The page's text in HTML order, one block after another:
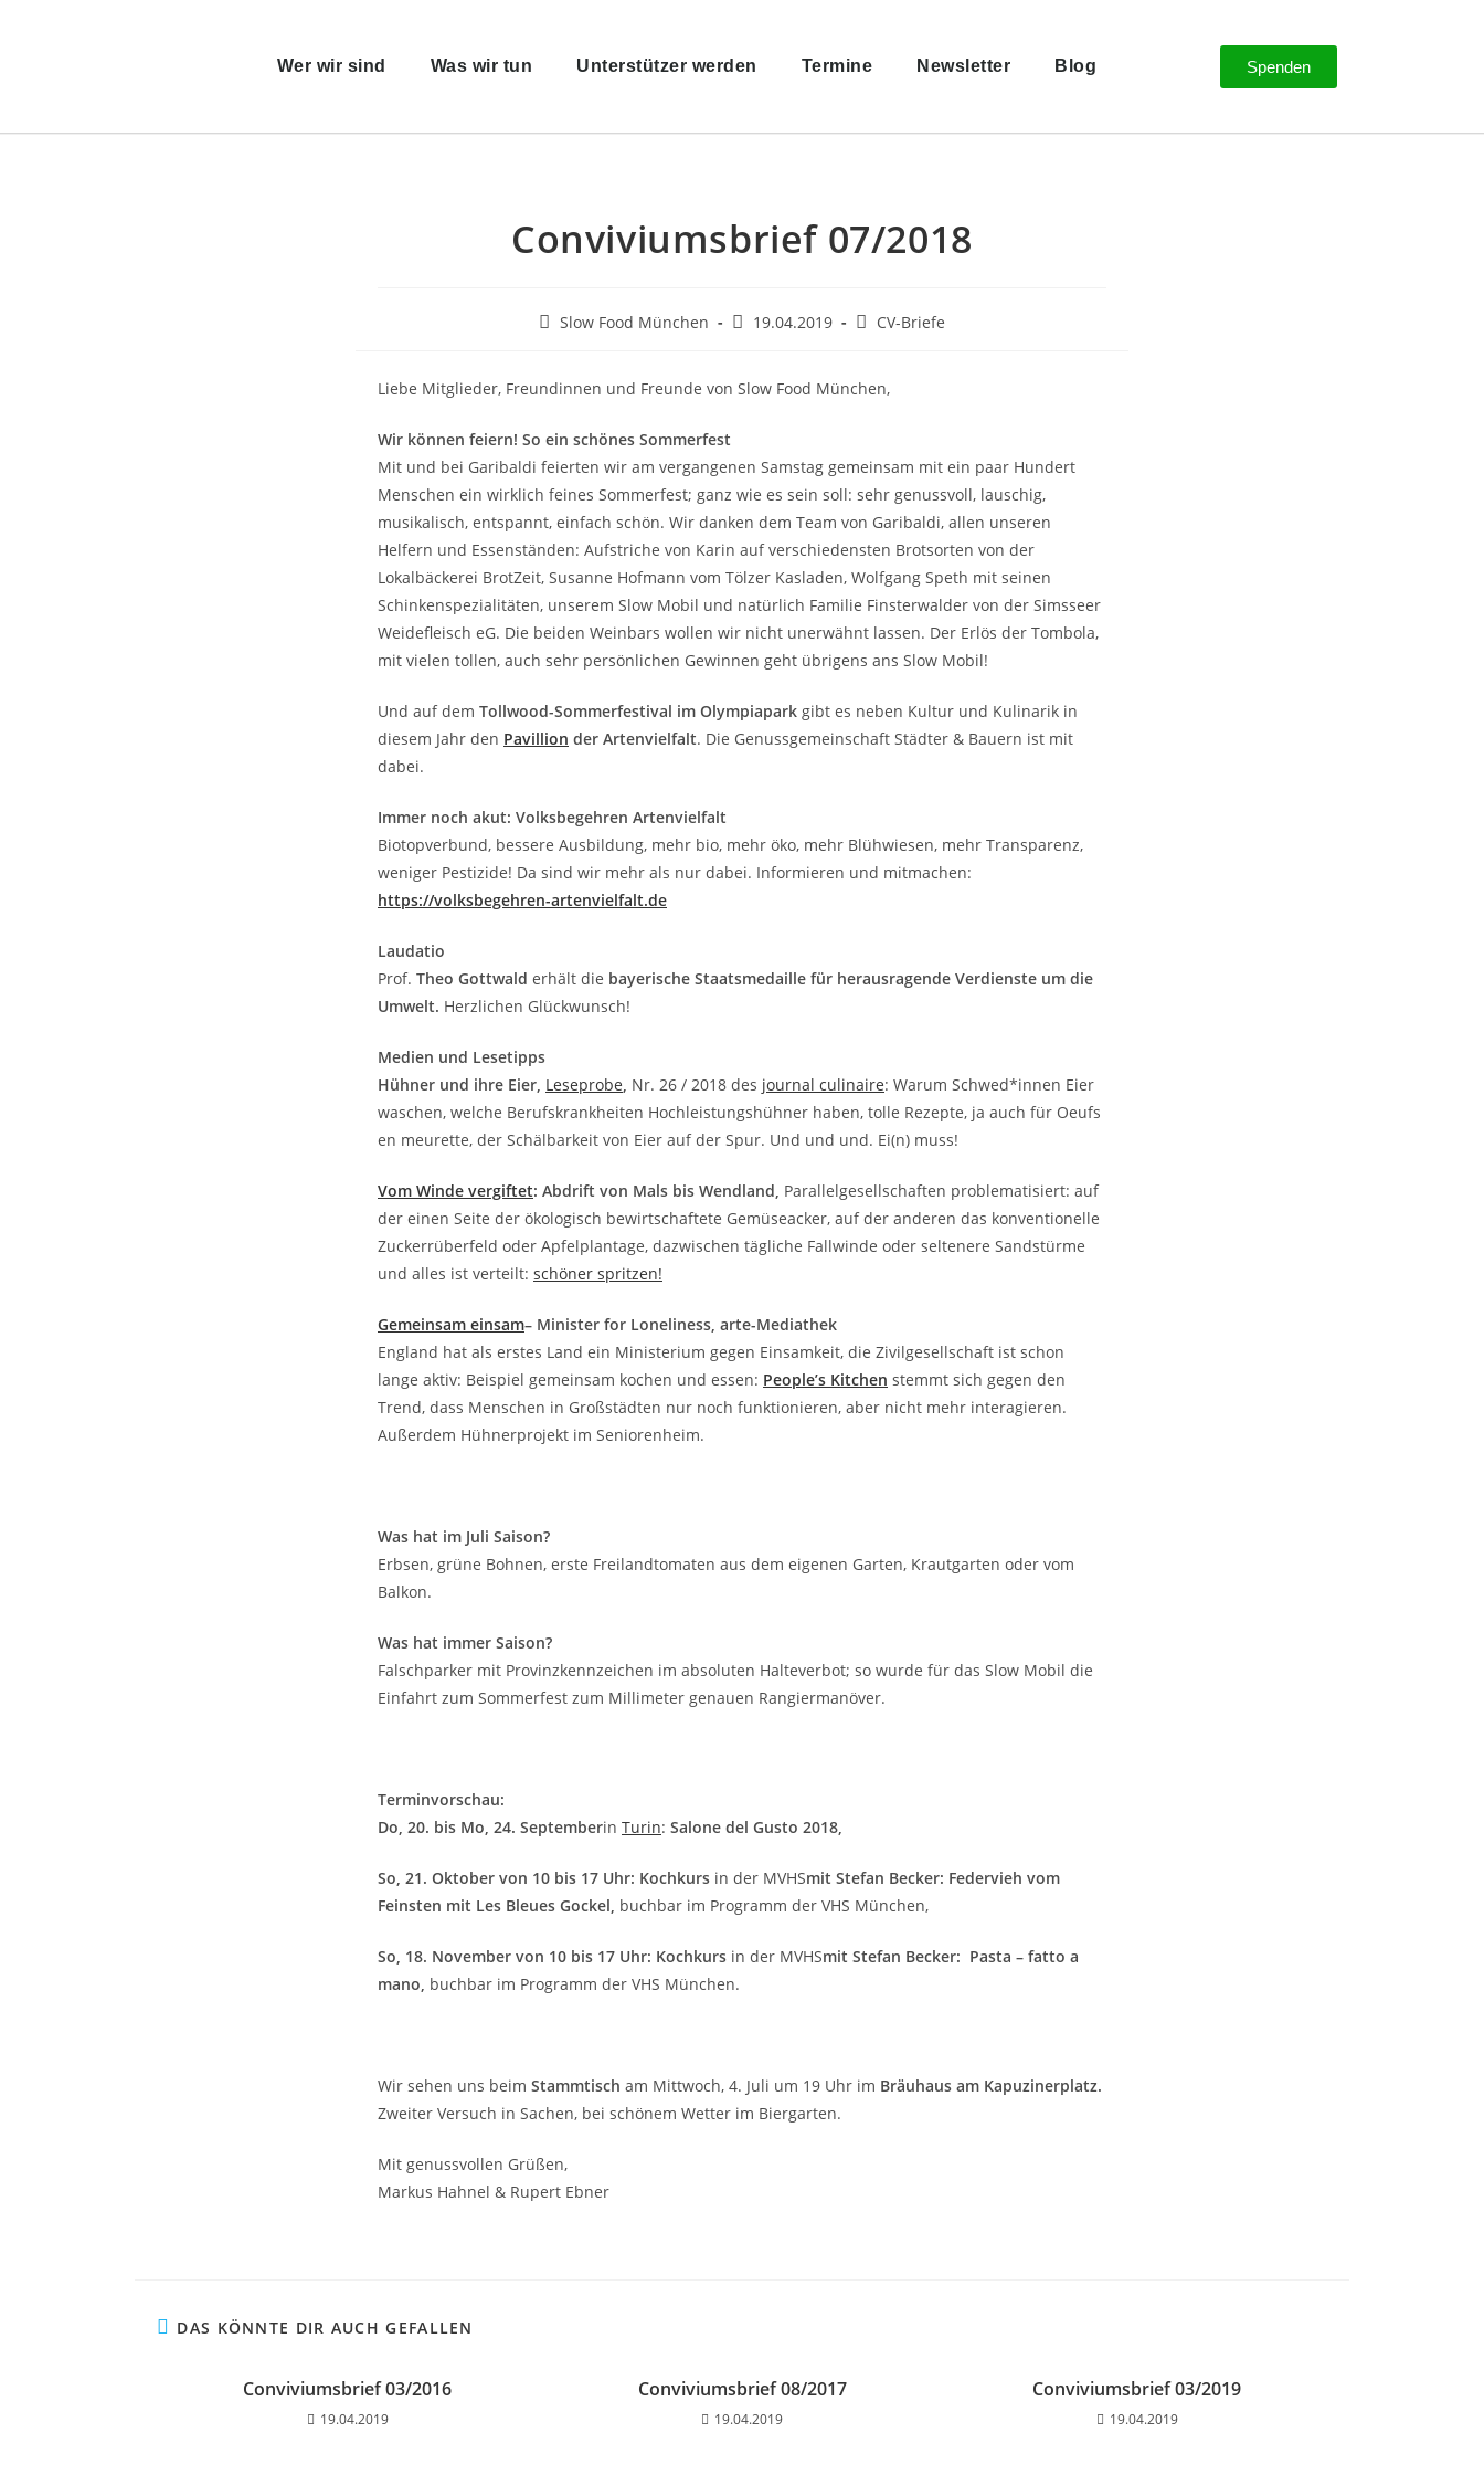
Wer wir sind Was wir tun Unterstützer werden Termine Newsletter Blog Spenden
Conviviumsbrief 07/2018
Slow Food München 19.04.2019 CV-Briefe
Liebe Mitglieder, Freundinnen und Freunde von Slow Food München,
Wir können feiern! So ein schönes Sommerfest
Mit und bei Garibaldi feierten wir am vergangenen Samstag gemeinsam mit ein paar Hundert
Menschen ein wirklich feines Sommerfest; ganz wie es sein soll: sehr genussvoll, lauschig,
musikalisch, entspannt, einfach schön. Wir danken dem Team von Garibaldi, allen unseren
Helfern und Essenständen: Aufstriche von Karin auf verschiedensten Brotsorten von der
Lokalbäckerei BrotZeit, Susanne Hofmann vom Tölzer Kasladen, Wolfgang Speth mit seinen
Schinkenspezialitäten, unserem Slow Mobil und natürlich Familie Finsterwalder von der Simsseer
Weidefleisch eG. Die beiden Weinbars wollen wir nicht unerwähnt lassen. Der Erlös der Tombola,
mit vielen tollen, auch sehr persönlichen Gewinnen geht übrigens ans Slow Mobil!
Und auf dem Tollwood-Sommerfestival im Olympiapark gibt es neben Kultur und Kulinarik in
diesem Jahr den Pavillion der Artenvielfalt. Die Genussgemeinschaft Städter & Bauern ist mit
dabei.
Immer noch akut: Volksbegehren Artenvielfalt
Biotopverbund, bessere Ausbildung, mehr bio, mehr öko, mehr Blühwiesen, mehr Transparenz,
weniger Pestizide! Da sind wir mehr als nur dabei. Informieren und mitmachen:
https://volksbegehren-artenvielfalt.de
Laudatio
Prof. Theo Gottwald erhält die bayerische Staatsmedaille für herausragende Verdienste um die
Umwelt. Herzlichen Glückwunsch!
Medien und Lesetipps
Hühner und ihre Eier, Leseprobe, Nr. 26 / 2018 des journal culinaire: Warum Schwed*innen Eier
waschen, welche Berufskrankheiten Hochleistungshühner haben, tolle Rezepte, ja auch für Oeufs
en meurette, der Schälbarkeit von Eier auf der Spur. Und und und. Ei(n) muss!
Vom Winde vergiftet: Abdrift von Mals bis Wendland, Parallelgesellschaften problematisiert: auf
der einen Seite der ökologisch bewirtschaftete Gemüseacker, auf der anderen das konventionelle
Zuckerrüberfeld oder Apfelplantage, dazwischen tägliche Fallwinde oder seltenere Sandstürme
und alles ist verteilt: schöner spritzen!
Gemeinsam einsam– Minister for Loneliness, arte-Mediathek
England hat als erstes Land ein Ministerium gegen Einsamkeit, die Zivilgesellschaft ist schon
lange aktiv: Beispiel gemeinsam kochen und essen: People’s Kitchen stemmt sich gegen den
Trend, dass Menschen in Großstädten nur noch funktionieren, aber nicht mehr interagieren.
Außerdem Hühnerprojekt im Seniorenheim.
Was hat im Juli Saison?
Erbsen, grüne Bohnen, erste Freilandtomaten aus dem eigenen Garten, Krautgarten oder vom
Balkon.
Was hat immer Saison?
Falschparker mit Provinzkennzeichen im absoluten Halteverbot; so wurde für das Slow Mobil die
Einfahrt zum Sommerfest zum Millimeter genauen Rangiermanöver.
Terminvorschau:
Do, 20. bis Mo, 24. Septemberin Turin: Salone del Gusto 2018,
So, 21. Oktober von 10 bis 17 Uhr: Kochkurs in der MVHSmit Stefan Becker: Federvieh vom
Feinsten mit Les Bleues Gockel, buchbar im Programm der VHS München,
So, 18. November von 10 bis 17 Uhr: Kochkurs in der MVHSmit Stefan Becker: Pasta – fatto a
mano, buchbar im Programm der VHS München.
Wir sehen uns beim Stammtisch am Mittwoch, 4. Juli um 19 Uhr im Bräuhaus am Kapuzinerplatz.
Zweiter Versuch in Sachen, bei schönem Wetter im Biergarten.
Mit genussvollen Grüßen,
Markus Hahnel & Rupert Ebner
DAS KÖNNTE DIR AUCH GEFALLEN
Conviviumsbrief 03/2016
19.04.2019
Conviviumsbrief 08/2017
19.04.2019
Conviviumsbrief 03/2019
19.04.2019